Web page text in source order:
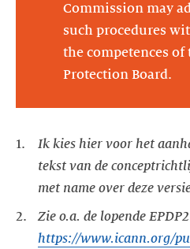
Commission may
such procedures
the competences of
Protection Board.
Ik kies hier voor het
tekst van de
met name over deze
Zie o.a. de lopende
https://www.icann.org/